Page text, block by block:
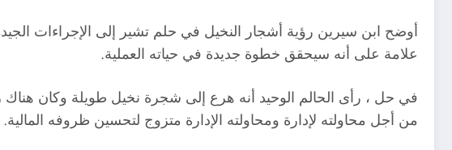
أوضح ابن سيرين رؤية أشجار النخيل في حلم تشير إلى الإجراءات
علامة على أنه سيحقق خطوة جديدة في حياته العملية.
في حل ، رأى الحالم الوحيد أنه هرع إلى شجرة نخيل طويلة وكان
من أجل محاولته لإدارة ومحاولته الإدارة متزوج لتحسين ظروفه المالية.